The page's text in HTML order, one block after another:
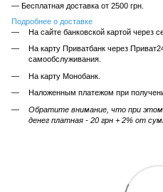
— Бесплатная доставка от 2500 грн.
Подробнее о доставке
На сайте банковской картой через
На карту Приватбанк через
самообслуживания.
На карту Монобанк.
Наложенным платежом при
Обратите внимание, что при этом
денег платная - 20 грн + 2% от